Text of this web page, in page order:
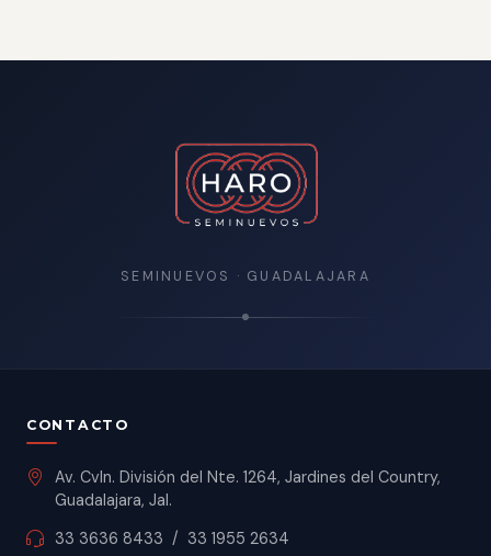
SEMINUEVOS · GUADALAJARA
CONTACTO
Av. Cvln. División del Nte. 1264, Jardines del Country,
Guadalajara, Jal.
33 3636 8433 / 33 1955 2634